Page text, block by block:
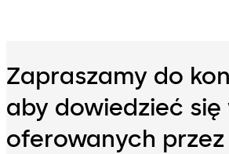
Zapraszamy do
aby dowiedzieć się
oferowanych